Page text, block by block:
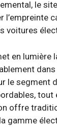
le
l’empreinte
voitures
en lumière
le segment
tout
offre
gamme